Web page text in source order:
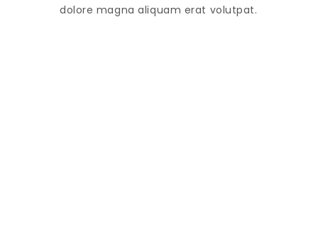
dolore magna aliquam erat volutpat.